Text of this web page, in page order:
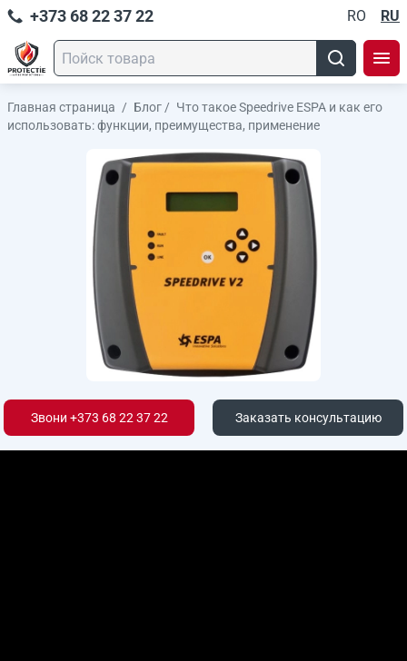
+373 68 22 37 22 RO RU
Главная страница / Блог / Что такое Speedrive ESPA и как его
использовать: функции, преимущества, применение
Звони +373 68 22 37 22 Заказать консультацию